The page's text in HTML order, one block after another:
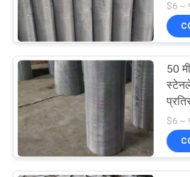
साइटमैप
PRIVACY
POLICY
$6 ~
50
$6 ~